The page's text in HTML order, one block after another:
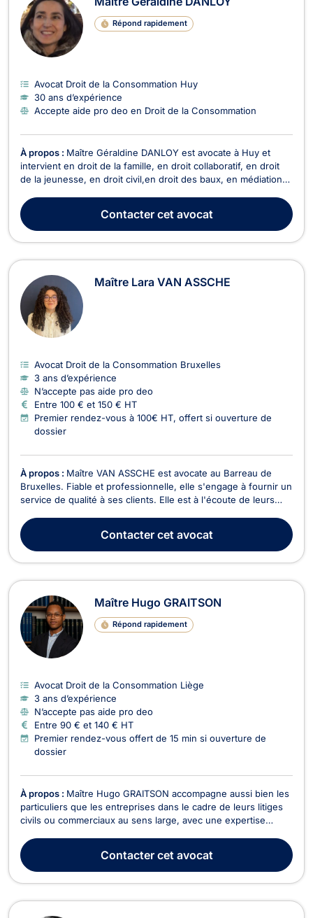
Répond rapidement
Avocat Droit de la Consommation Huy
30 ans d’expérience
Accepte aide pro deo en Droit de la Consommation
À propos : Maître Géraldine DANLOY est avocate à Huy et
intervient en droit de la famille, en droit collaboratif, en droit
de la jeunesse, en droit civil,en droit des baux, en médiation
biens et de la personne. Maître Géraldine DANLOY exerce en
droit de la famille si votr...
Contactercet avocat
Maître Lara VAN ASSCHE
Avocat Droit de la Consommation Bruxelles
3 ans d’expérience
N’accepte pas aide pro deo
Entre 100 € et 150 € HT
Premier rendez-vous à 100€ HT, offert si ouverture de
dossier
À propos : Maître VAN ASSCHE est avocate au Barreau de
Bruxelles. Fiable et professionnelle, elle s'engage à fournir un
service de qualité à ses clients. Elle est à l'écoute de leurs
ASSCHE pratique le droit de l’urbanisme, le droit de la
construction et le droit immobilier...
Contactercet avocat
Maître Hugo GRAITSON
Répond rapidement
Avocat Droit de la Consommation Liège
3 ans d’expérience
N’accepte pas aide pro deo
Entre 90 € et 140 € HT
Premier rendez-vous offert de 15 min si ouverture de
dossier
À propos : Maître Hugo GRAITSON accompagne aussi bien les
particuliers que les entreprises dans le cadre de leurs litiges
civils ou commerciaux au sens large, avec une expertise
(inexécutions contractuelles, garantie des vices cachés, vices
de consentement, droit de rétracta...
Contactercet avocat